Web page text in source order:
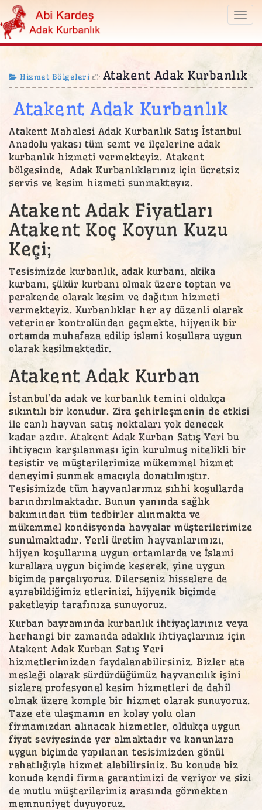
Hizmet Bölgeleri Atakent Adak Kurbanlık
Atakent Adak Kurbanlık
Atakent Mahalesi Adak Kurbanlık Satış İstanbul
Anadolu yakası tüm semt ve ilçelerine adak
kurbanlık hizmeti vermekteyiz. Atakent
bölgesinde, Adak Kurbanlıklarınız için ücretsiz
servis ve kesim hizmeti sunmaktayız.
Atakent Adak Fiyatları
Atakent Koç Koyun Kuzu
Keçi;
Tesisimizde kurbanlık, adak kurbanı, akika
kurbanı, şükür kurbanı olmak üzere toptan ve
perakende olarak kesim ve dağıtım hizmeti
vermekteyiz. Kurbanlıklar her ay düzenli olarak
veteriner kontrolünden geçmekte, hijyenik bir
ortamda muhafaza edilip islami koşullara uygun
olarak kesilmektedir.
Atakent Adak Kurban
İstanbul’da adak ve kurbanlık temini oldukça
sıkıntılı bir konudur. Zira şehirleşmenin de etkisi
ile canlı hayvan satış noktaları yok denecek
kadar azdır. Atakent Adak Kurban Satış Yeri bu
ihtiyacın karşılanması için kurulmuş nitelikli bir
tesistir ve müşterilerimize mükemmel hizmet
deneyimi sunmak amacıyla donatılmıştır.
Tesisimizde tüm hayvanlarımız sıhhi koşullarda
barındırılmaktadır. Bunun yanında sağlık
bakımından tüm tedbirler alınmakta ve
mükemmel kondisyonda havyalar müşterilerimize
sunulmaktadır. Yerli üretim hayvanlarımızı,
hijyen koşullarına uygun ortamlarda ve İslami
kurallara uygun biçimde keserek, yine uygun
biçimde parçalıyoruz. Dilerseniz hisselere de
ayırabildiğimiz etlerinizi, hijyenik biçimde
paketleyip tarafınıza sunuyoruz.
Kurban bayramında kurbanlık ihtiyaçlarınız veya
herhangi bir zamanda adaklık ihtiyaçlarınız için
Atakent Adak Kurban Satış Yeri
hizmetlerimizden faydalanabilirsiniz. Bizler ata
mesleği olarak sürdürdüğümüz hayvancılık işini
sizlere profesyonel kesim hizmetleri de dahil
olmak üzere komple bir hizmet olarak sunuyoruz.
Taze ete ulaşmanın en kolay yolu olan
firmamızdan alınacak hizmetler, oldukça uygun
fiyat seviyesinde yer almaktadır ve kanunlara
uygun biçimde yapılanan tesisimizden gönül
rahatlığıyla hizmet alabilirsiniz. Bu konuda biz
konuda kendi firma garantimizi de veriyor ve sizi
de mutlu müşterilerimiz arasında görmekten
memnuniyet duyuyoruz.